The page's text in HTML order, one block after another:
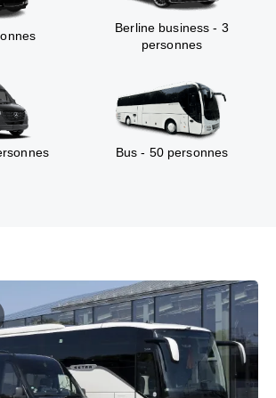
Berline business - 3
personnes
Bus - 50 personnes